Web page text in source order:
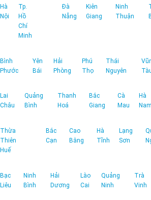
Hà
Nội
Tp.
Hồ
Chí
Minh
Đà
Nẵng
Kiên
Giang
Ninh
Thuận
Bình
Phước
Yên
Bái
Hải
Phòng
Phú
Thọ
Thái
Nguyên
Lai
Châu
Quảng
Bình
Thanh
Hoá
Bắc
Giang
Cà
Mau
Hà
Nam
Thừa
Thiên
Huế
Bắc
Cạn
Cao
Bằng
Hà
Tĩnh
Lạng
Sơn
Bạc
Liêu
Ninh
Bình
Hải
Dương
Lào
Cai
Quảng
Ninh
Trà
Vinh